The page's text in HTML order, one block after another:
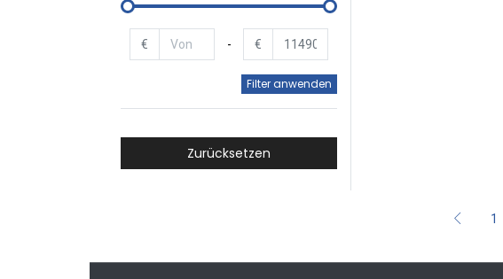
€ - €
Filter anwenden
Zurücksetzen
1